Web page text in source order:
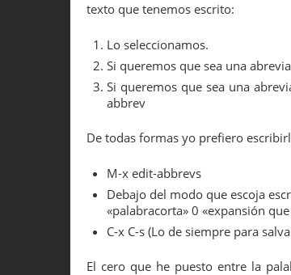
texto que tenemos escrito:
Lo seleccionamos.
Si queremos que sea una
Si queremos que sea una
abbrev
De todas formas yo prefiero
M-x edit-abbrevs
Debajo del modo que escoja
«palabracorta» 0 «expansión
C-x C-s (Lo de siempre para
El cero que he puesto entre la